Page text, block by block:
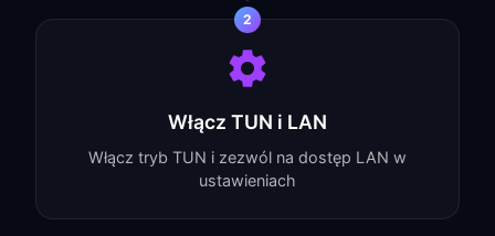
2
Włącz TUN i LAN
Włącz tryb TUN i zezwól na dostęp LAN w
ustawieniach